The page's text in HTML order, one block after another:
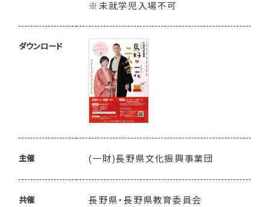
※未就学児入場不可
ダウンロード
主催 (一財)長野県文化振興事業団
共催 長野県・長野県教育委員会